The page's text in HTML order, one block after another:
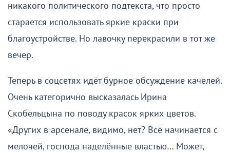
никакого политического подтекста, что просто
старается использовать яркие краски при
благоустройстве. Но лавочку перекрасили в тот же
вечер.
Теперь в соцсетях идёт бурное обсуждение качелей.
Очень категорично высказалась Ирина
Скобельцына по поводу красок ярких цветов.
«Других в арсенале, видимо, нет? Всё начинается с
мелочей, господа наделённые властью… Может,